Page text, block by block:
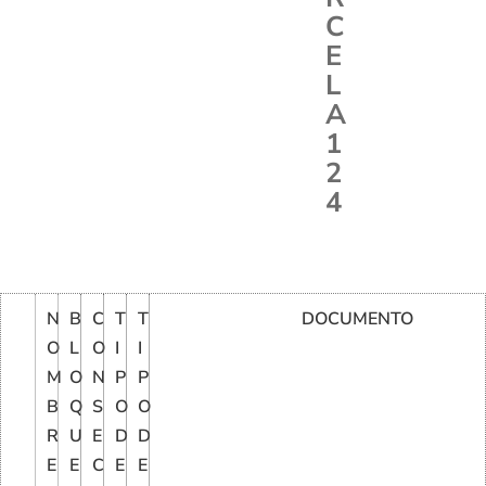
C
E
L
A
1
2
4
N
O
M
B
R
E
B
L
O
Q
U
E
C
O
N
S
E
C
T
I
P
O
D
E
T
I
P
O
D
E
DOCUMENTO